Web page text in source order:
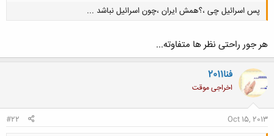
پس اسرائیل چی ،؟همش ایران ،چون اسرائیل نباشد ...
هر جور راحتی نظر ها متفاوته...
فنا2011
اخراجی موقت
Oct 15, 2013
#22